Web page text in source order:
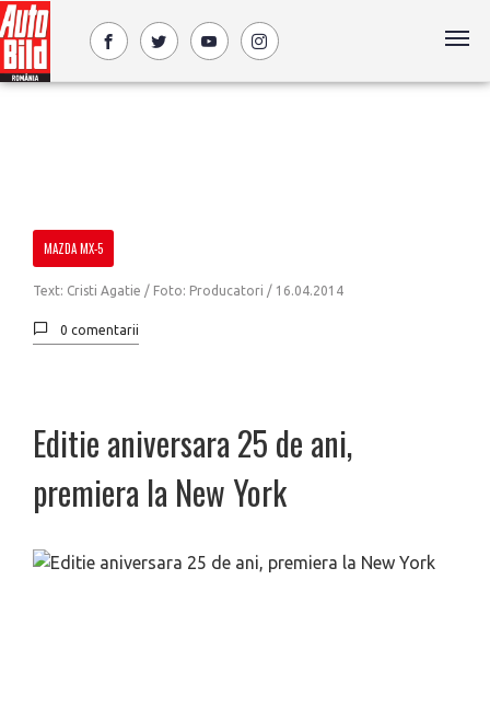
MAZDA MX-5
Text: Cristi Agatie / Foto: Producatori / 16.04.2014
0 comentarii
Editie aniversara 25 de ani,
premiera la New York